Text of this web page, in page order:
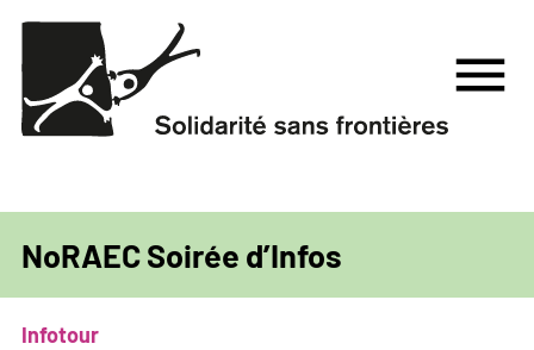
Aller
contenu
principal
menu
NoRAEC Soirée d’Infos
Infotour